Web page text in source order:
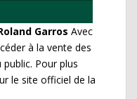
Garros Avec
à la vente des
Pour plus
le site officiel de la